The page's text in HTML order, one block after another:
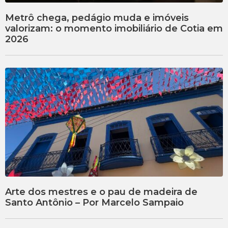
Metrô chega, pedágio muda e imóveis
valorizam: o momento imobiliário de Cotia em
2026
Arte dos mestres e o pau de madeira de
Santo Antônio – Por Marcelo Sampaio